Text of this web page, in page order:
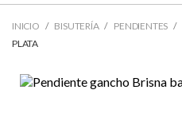
INICIO BISUTERÍA PENDIENTES
PLATA